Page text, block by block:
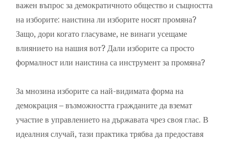
важен въпрос за демократичното общество и същността
на изборите: наистина ли изборите носят промяна?
Защо, дори когато гласуваме, не винаги усещаме
влиянието на нашия вот? Дали изборите са просто
формалност или наистина са инструмент за промяна?
За мнозина изборите са най-видимата форма на
демокрация – възможността гражданите да вземат
участие в управлението на държавата чрез своя глас. В
идеалния случай, тази практика трябва да предоставя